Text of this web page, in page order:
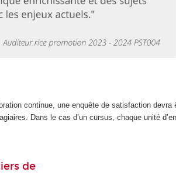
continue, une enquête de satisfaction devra
Dans le cas d’un cursus, chaque unité
de